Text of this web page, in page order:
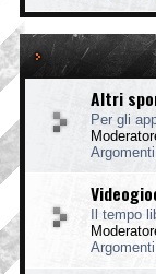
Altri
Per gli
Il tempo